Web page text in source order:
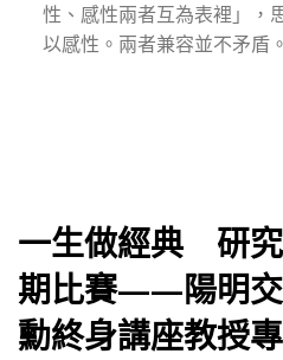
性、感性兩者互為表裡」，
以感性。兩者兼容並不矛盾
一生做經典 研
期比賽——陽明
勳終身講座教授